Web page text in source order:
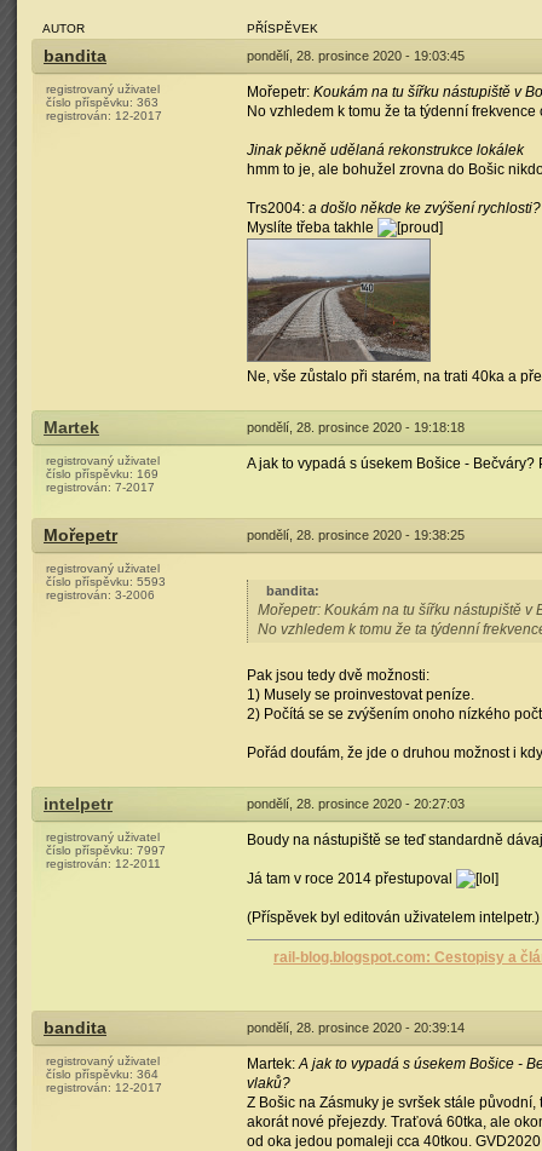
AUTOR PŘÍSPĚVEK
bandita pondělí, 28. prosince 2020 - 19:03:45
registrovaný uživatel
číslo příspěvku: 363
registrován: 12-2017
Mořepetr: Koukám na tu šířku nástupiště v
No vzhledem k tomu že ta týdenní
Jinak pěkně udělaná rekonstrukce lokálek
hmm to je, ale bohužel zrovna do Bošic
Trs2004: a došlo někde ke zvýšení rychlosti?
Myslíte třeba takhle
Ne, vše zůstalo při starém, na trati 40ka a
Martek pondělí, 28. prosince 2020 - 19:18:18
registrovaný uživatel
číslo příspěvku: 169
registrován: 7-2017
A jak to vypadá s úsekem Bošice -
Mořepetr pondělí, 28. prosince 2020 - 19:38:25
registrovaný uživatel
číslo příspěvku: 5593
registrován: 3-2006 bandita:
Mořepetr: Koukám na tu šířku nástupiště
No vzhledem k tomu že ta týdenní
Pak jsou tedy dvě možnosti:
1) Musely se proinvestovat peníze.
2) Počítá se se zvýšením onoho nízkého
Pořád doufám, že jde o druhou možnost i
intelpetr pondělí, 28. prosince 2020 - 20:27:03
registrovaný uživatel
číslo příspěvku: 7997
registrován: 12-2011
Boudy na nástupiště se teď standardně
Já tam v roce 2014 přestupoval
(Příspěvek byl editován uživatelem intelpetr.)
rail-blog.blogspot.com: Cestopisy a
bandita pondělí, 28. prosince 2020 - 20:39:14
registrovaný uživatel
číslo příspěvku: 364
registrován: 12-2017
Martek:A jak to vypadá s úsekem Bošice -
vlaků?
Z Bošic na Zásmuky je svršek stále
akorát nové přejezdy. Traťová 60tka, ale
od oka jedou pomaleji cca 40tkou.